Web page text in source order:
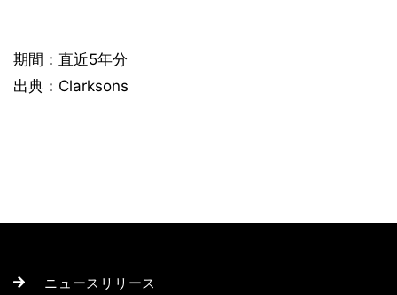
期間：直近5年分
出典：Clarksons
ニュースリリース